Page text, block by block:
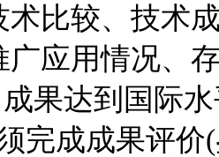
术比较、技术
广应用情况、
果达到国际
完成成果评